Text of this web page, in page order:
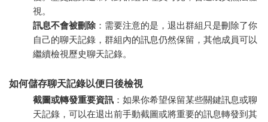
視。
訊息不會被刪除 ：需要注意的是，退出群組只是刪除了你
自己的聊天記錄，群組內的訊息仍然保留，其他成員可以
繼續檢視歷史聊天記錄。
如何儲存聊天記錄以便日後檢視
截圖或轉發重要資訊 ：如果你希望保留某些關鍵訊息或聊
天記錄，可以在退出前手動截圖或將重要的訊息轉發到其